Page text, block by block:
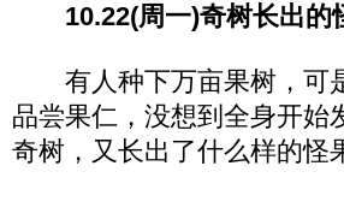
10.22(周一)奇树长出的
有人种下万亩果树，可
品尝果仁，没想到全身开始
奇树，又长出了什么样的怪